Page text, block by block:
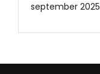
september 2025